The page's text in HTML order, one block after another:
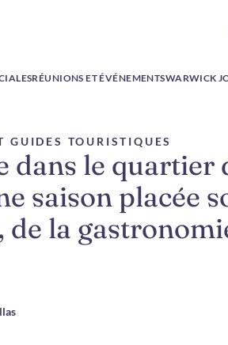
RÉUNIONS ET ÉVÉNEMENTSWARWICK
GUIDES TOURISTIQUES
dans le quartier
saison placée
de la